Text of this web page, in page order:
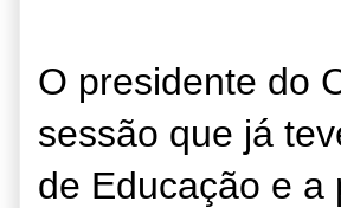
O presidente do
sessão que já
de Educação e a